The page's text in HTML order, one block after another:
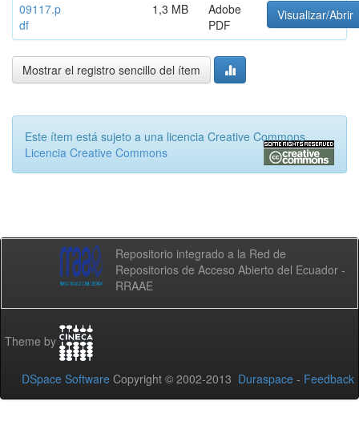
09117.p
df
1,3 MB
Adobe
PDF
Visualizar/Abrir
Mostrar el registro sencillo del ítem
Este ítem está sujeto a una licencia Creative Commons
Licencia Creative Commons
Repositorio integrado a la Red de
Repositorios de Acceso Abierto del Ecuador -
RRAAE
Theme by
DSpace Software Copyright © 2002-2013 Duraspace - Feedback